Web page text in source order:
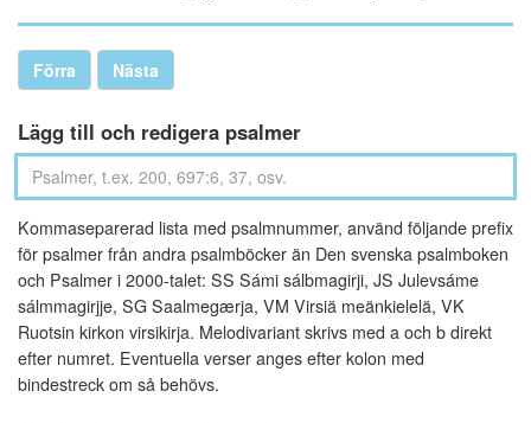
Förra Nästa
Lägg till och redigera psalmer
Kommaseparerad lista med psalmnummer, använd följande prefix
för psalmer från andra psalmböcker än Den svenska psalmboken
och Psalmer i 2000-talet: SS Sámi sálbmagirji, JS Julevsáme
sálmmagirjje, SG Saalmegærja, VM Virsiä meänkielelä, VK
Ruotsin kirkon virsikirja. Melodivariant skrivs med a och b direkt
efter numret. Eventuella verser anges efter kolon med
bindestreck om så behövs.